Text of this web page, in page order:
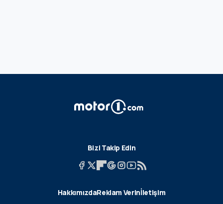
Bizi Takip Edin
HakkımızdaReklam Verinİletişim